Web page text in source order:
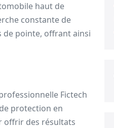
haut de
constante de
de pointe, offrant ainsi
Fictech
protection en
offrir des résultats